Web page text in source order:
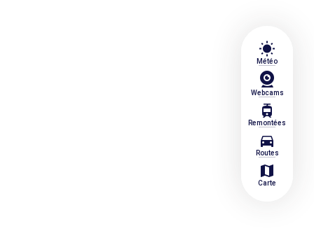
wb_sunny
Météo
Webcams
tram
Remontées
directions_car
Routes
map
Carte